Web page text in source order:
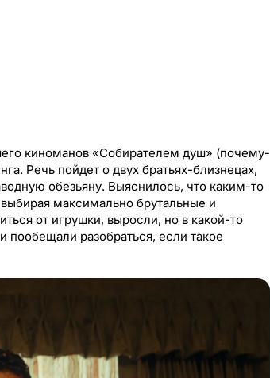
киноманов «Собирателем душ» (почему-
Речь пойдет о двух братьях-близнецах,
обезьяну. Выяснилось, что каким-то
максимально брутальные и
от игрушки, выросли, но в какой-то
пообещали разобраться, если такое